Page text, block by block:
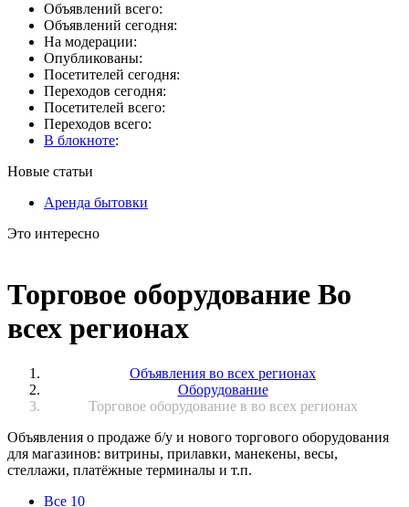
Объявлений всего:
Объявлений сегодня:
На модерации:
Опубликованы:
Посетителей сегодня:
Переходов сегодня:
Посетителей всего:
Переходов всего:
В блокноте:
Новые статьи
Аренда бытовки
Это интересно
Торговое оборудование Во
всех регионах
Объявления во всех регионах
Оборудование
Торговое оборудование в во всех регионах
Объявления о продаже б/у и нового торгового оборудования
для магазинов: витрины, прилавки, манекены, весы,
стеллажи, платёжные терминалы и т.п.
Все 10